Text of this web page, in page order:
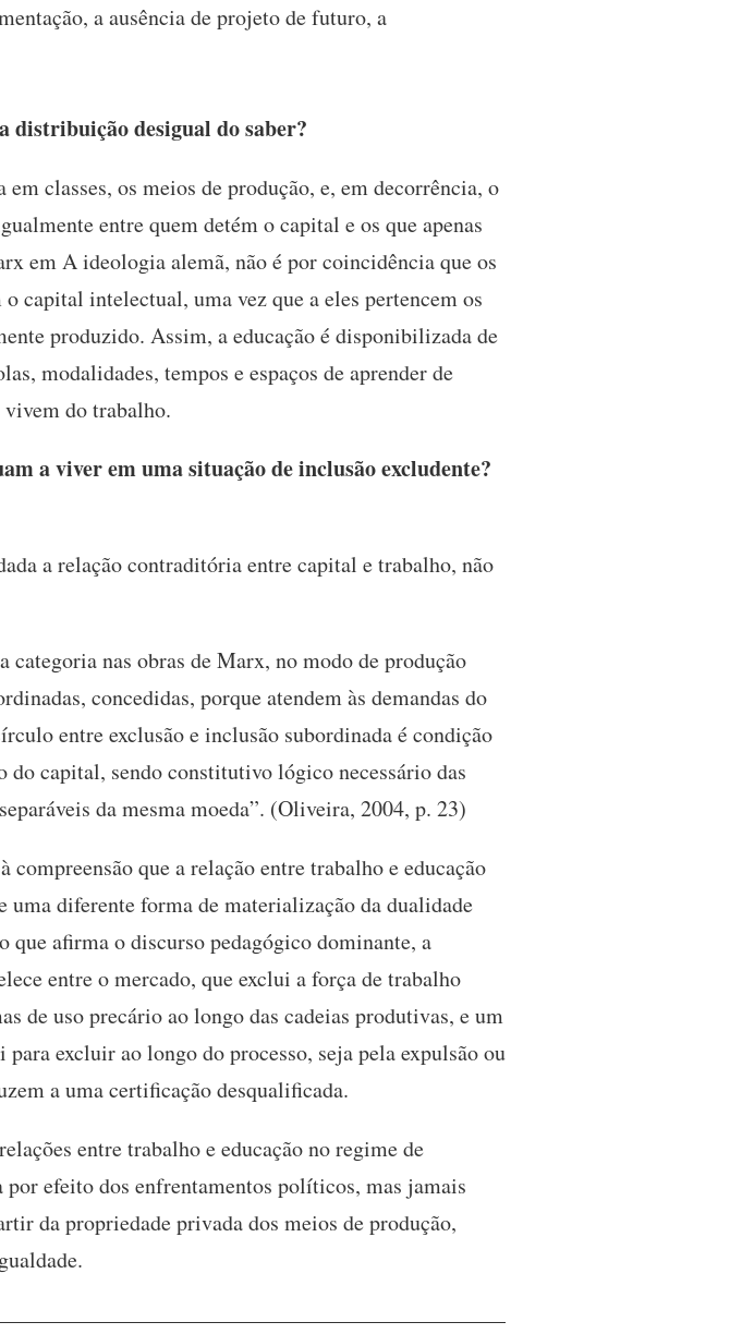
a ausência de projeto de futuro, a
distribuição desigual do saber?
classes, os meios de produção, e, em decorrência, o
entre quem detém o capital e os que apenas
em A ideologia alemã, não é por coincidência que os
capital intelectual, uma vez que a eles pertencem os
produzido. Assim, a educação é disponibilizada de
modalidades, tempos e espaços de aprender de
vivem do trabalho.
a viver em uma situação de inclusão excludente?
a relação contraditória entre capital e trabalho, não
nas obras de Marx, no modo de produção
concedidas, porque atendem às demandas do
entre exclusão e inclusão subordinada é condição
do capital, sendo constitutivo lógico necessário das
da mesma moeda”. (Oliveira, 2004, p. 23)
que a relação entre trabalho e educação
uma diferente forma de materialização da dualidade
afirma o discurso pedagógico dominante, a
entre o mercado, que exclui a força de trabalho
de uso precário ao longo das cadeias produtivas, e um
excluir ao longo do processo, seja pela expulsão ou
a uma certificação desqualificada.
entre trabalho e educação no regime de
efeito dos enfrentamentos políticos, mas jamais
da propriedade privada dos meios de produção,